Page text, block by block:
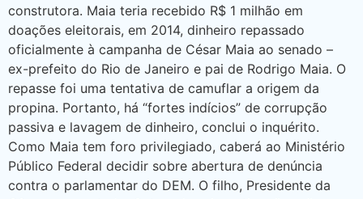
construtora. Maia teria recebido R$ 1 milhão em
doações eleitorais, em 2014, dinheiro repassado
oficialmente à campanha de César Maia ao senado –
ex-prefeito do Rio de Janeiro e pai de Rodrigo Maia. O
repasse foi uma tentativa de camuflar a origem da
propina. Portanto, há “fortes indícios” de corrupção
passiva e lavagem de dinheiro, conclui o inquérito.
Como Maia tem foro privilegiado, caberá ao Ministério
Público Federal decidir sobre abertura de denúncia
contra o parlamentar do DEM. O filho, Presidente da